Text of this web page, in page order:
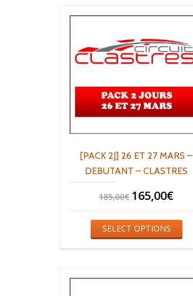
[PACK 2J] 26 ET 27 MARS –
DEBUTANT – CLASTRES
185,00€ 165,00€
SELECT OPTIONS